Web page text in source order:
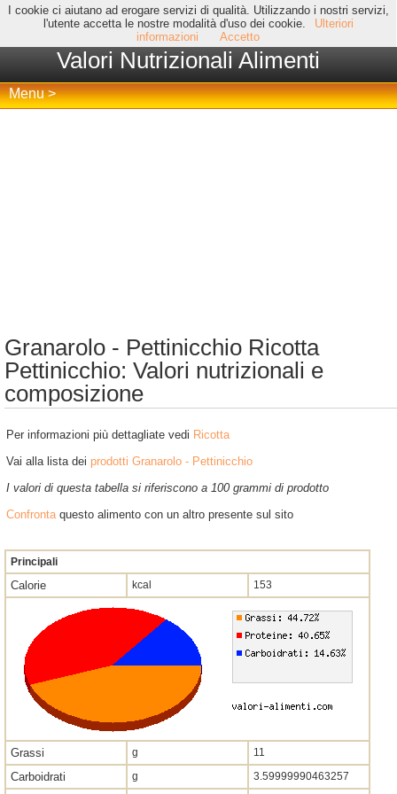
I cookie ci aiutano ad erogare servizi di qualità. Utilizzando i nostri servizi,
l'utente accetta le nostre modalità d'uso dei cookie.
Ulteriori
informazioni
Accetto
Valori Nutrizionali Alimenti
Menu >
Granarolo - Pettinicchio Ricotta
Pettinicchio: Valori nutrizionali e
composizione
Per informazioni più dettagliate vedi Ricotta
Vai alla lista dei prodotti Granarolo - Pettinicchio
I valori di questa tabella si riferiscono a 100 grammi di prodotto
Confrontaquesto alimento con un altro presente sul sito
Principali
Calorie kcal 153
Grassi g 11
Carboidrati g 3.59999990463257